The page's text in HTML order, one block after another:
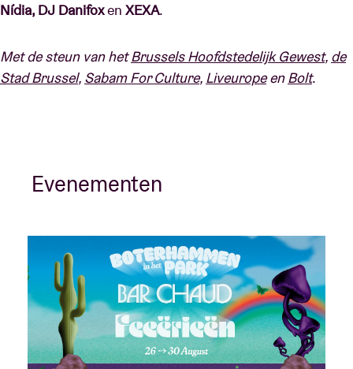
Nídia, DJ Danifoxen XEXA.
Met de steun van hetBrussels Hoofdstedelijk Gewest, de
Stad Brussel, Sabam For Culture, LiveuropeenBolt.
Evenementen